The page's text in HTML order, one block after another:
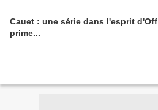
Cauet : une série dans l'esprit d'Off
prime...